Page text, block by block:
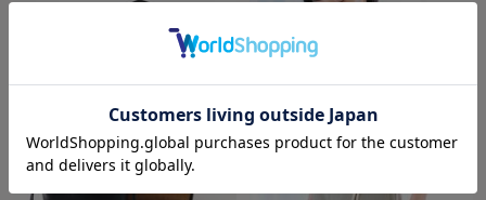
gelato pique
ジェラート ピケ